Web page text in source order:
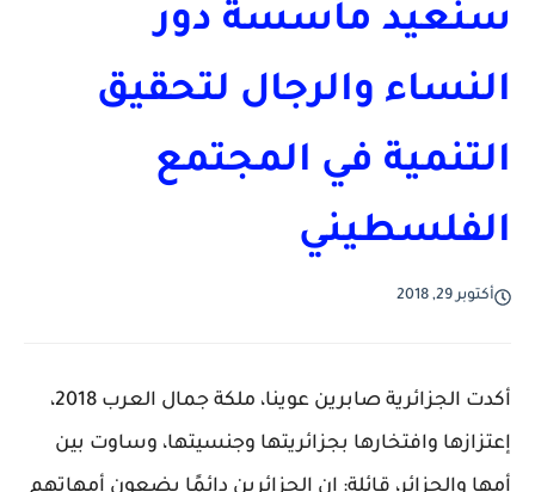
سنعيد مأسسة دور
النساء والرجال لتحقيق
التنمية في المجتمع
الفلسطيني
أكتوبر 29, 2018
أكدت الجزائرية صابرين عوينا، ملكة جمال العرب 2018،
إعتزازها وافتخارها بجزائريتها وجنسيتها، وساوت بين
أمها والجزائر، قائلة: إن الجزائرين دائمًا يضعون أمهاتهم